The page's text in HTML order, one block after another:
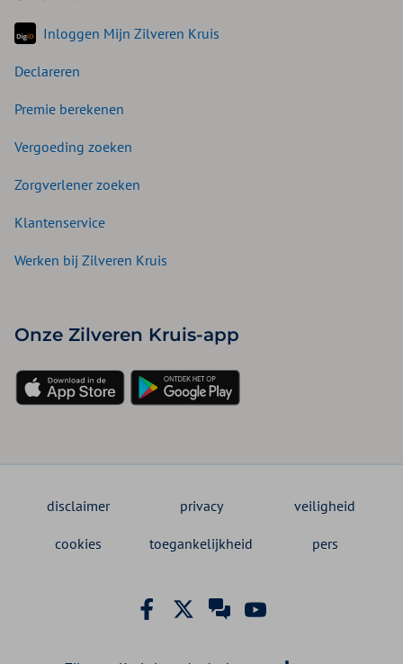
Inloggen Mijn Zilveren Kruis
Declareren
Premie berekenen
Vergoeding zoeken
Zorgverlener zoeken
Klantenservice
Werken bij Zilveren Kruis
Onze Zilveren Kruis-app
disclaimer privacy veiligheid
cookies toegankelijkheid pers